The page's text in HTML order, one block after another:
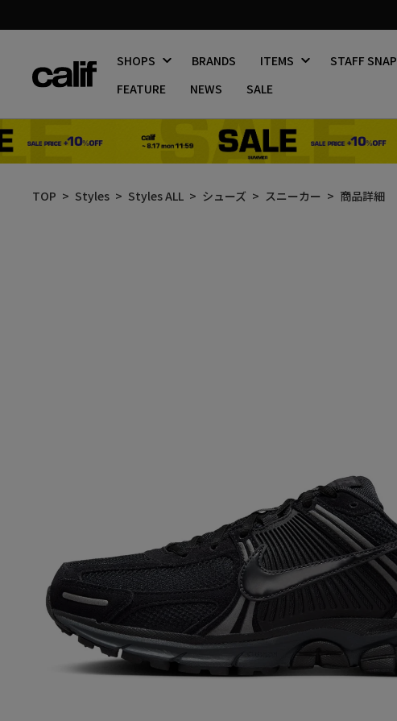
SHOPS BRANDS ITEMS STAFF SNAP
FEATURE
NEWS SALE
TOP Styles Styles ALL シューズ スニーカー 商品詳細